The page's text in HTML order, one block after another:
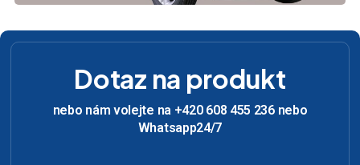
Dotaz na produkt
nebo nám volejte na +420 608 455 236 nebo
Whatsapp24/7